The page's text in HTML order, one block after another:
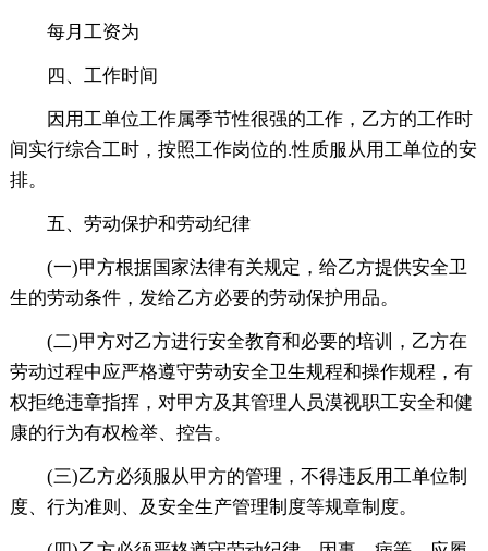
每月工资为
四、工作时间
因用工单位工作属季节性很强的工作，乙方的工作时
间实行综合工时，按照工作岗位的.性质服从用工单位的安
排。
五、劳动保护和劳动纪律
(一)甲方根据国家法律有关规定，给乙方提供安全卫
生的劳动条件，发给乙方必要的劳动保护用品。
(二)甲方对乙方进行安全教育和必要的培训，乙方在
劳动过程中应严格遵守劳动安全卫生规程和操作规程，有
权拒绝违章指挥，对甲方及其管理人员漠视职工安全和健
康的行为有权检举、控告。
(三)乙方必须服从甲方的管理，不得违反用工单位制
度、行为准则、及安全生产管理制度等规章制度。